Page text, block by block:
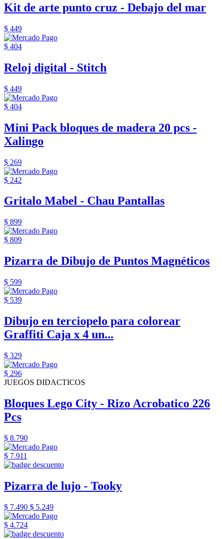
Kit de arte punto cruz - Debajo del mar
$ 449
$ 404
Reloj digital - Stitch
$ 449
$ 404
Mini Pack bloques de madera 20 pcs -
Xalingo
$ 269
$ 242
Gritalo Mabel - Chau Pantallas
$ 899
$ 809
Pizarra de Dibujo de Puntos Magnéticos
$ 599
$ 539
Dibujo en terciopelo para colorear
Graffiti Caja x 4 un...
$ 329
$ 296
JUEGOS DIDACTICOS
Bloques Lego City - Rizo Acrobatico 226
Pcs
$ 8.790
$ 7.911
Pizarra de lujo - Tooky
$ 7.490 $ 5.249
$ 4.724